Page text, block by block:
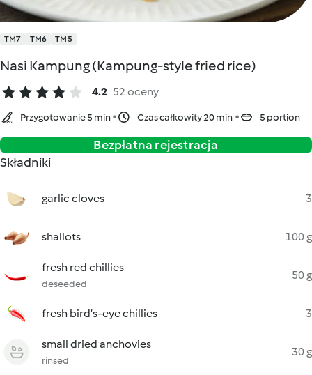
TM7 TM6 TM5
Nasi Kampung (Kampung-style fried rice)
4.2 52 oceny
Przygotowanie 5 min Czas całkowity 20 min 5 portion
Bezpłatna rejestracja
Składniki
garlic cloves 3
shallots 100 g
fresh red chillies
deseeded
50 g
fresh bird’s-eye chillies 3
small dried anchovies
rinsed
30 g